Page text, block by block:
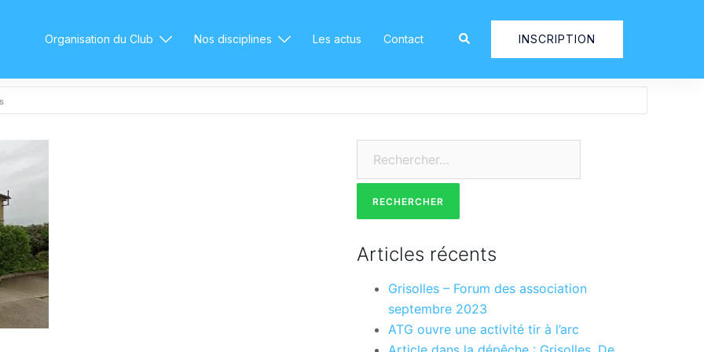
Organisation du Club Nos disciplines Les actus Contact Rechercher INSCRIPTION
Articles récents
Grisolles – Forum des association
septembre 2023
ATG ouvre une activité tir à l’arc